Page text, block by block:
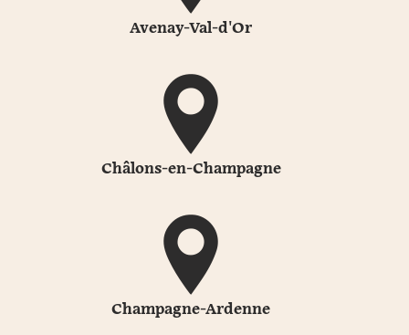
Avenay-Val-d'Or
Châlons-en-Champagne
Champagne-Ardenne